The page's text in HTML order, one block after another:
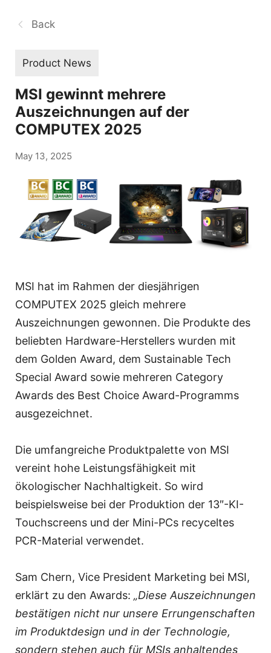
Back
Product News
MSI gewinnt mehrere
Auszeichnungen auf der
COMPUTEX 2025
May 13, 2025
MSI hat im Rahmen der diesjährigen
COMPUTEX 2025 gleich mehrere
Auszeichnungen gewonnen. Die Produkte des
beliebten Hardware-Herstellers wurden mit
dem Golden Award, dem Sustainable Tech
Special Award sowie mehreren Category
Awards des Best Choice Award-Programms
ausgezeichnet.
Die umfangreiche Produktpalette von MSI
vereint hohe Leistungsfähigkeit mit
ökologischer Nachhaltigkeit. So wird
beispielsweise bei der Produktion der 13″-KI-
Touchscreens und der Mini-PCs recyceltes
PCR-Material verwendet.
Sam Chern, Vice President Marketing bei MSI,
erklärt zu den Awards: „Diese Auszeichnungen
bestätigen nicht nur unsere Errungenschaften
im Produktdesign und in der Technologie,
sondern stehen auch für MSIs anhaltendes